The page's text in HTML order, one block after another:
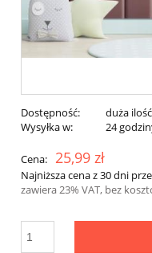
Dostępność:
duża ilość
Wysyłka w:
24
Cena: 25,99 zł
Najniższa cena z 30 dni
zawiera 23% VAT, bez